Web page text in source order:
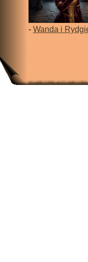
- Wanda i